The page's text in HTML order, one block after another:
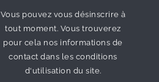
Vous pouvez vous désinscrire à
tout moment. Vous trouverez
pour cela nos informations de
contact dans les conditions
d'utilisation du site.